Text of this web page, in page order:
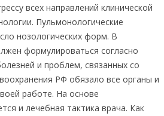
всех направлений клинической
Пульмонологические
нозологических форм. В
формулироваться согласно
и проблем, связанных со
РФ обязало все органы и
работе. На основе
и лечебная тактика врача. Как